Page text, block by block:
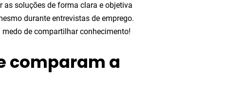
as soluções de forma clara e objetiva
durante entrevistas de emprego.
de compartilhar conhecimento!
comparam a